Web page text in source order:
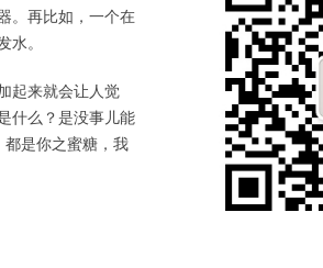
。再比如，一个在
。
起来就会让人觉
什么？是没事儿能
是你之蜜糖，我